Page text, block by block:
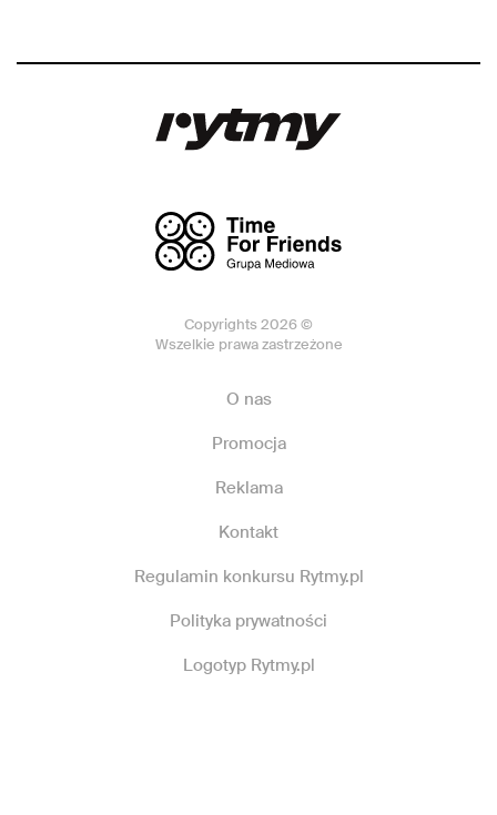
Copyrights 2026 ©
Wszelkie prawa zastrzeżone
O nas
Promocja
Reklama
Kontakt
Regulamin konkursu Rytmy.pl
Polityka prywatności
Logotyp Rytmy.pl